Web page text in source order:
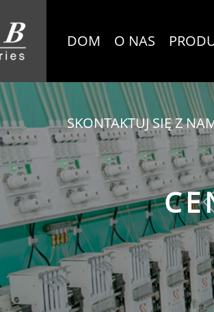
DOM O NAS
SKONTAKTUJ SIĘ Z